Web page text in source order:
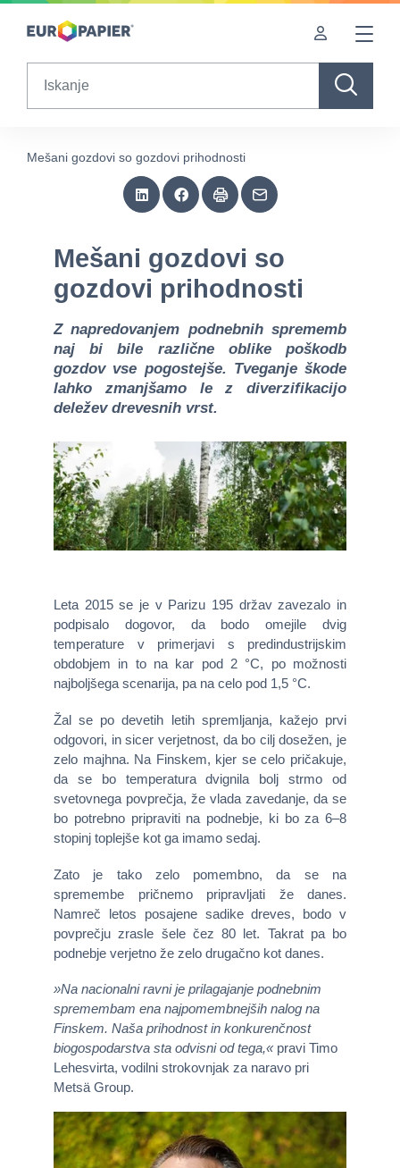
Table Of Content
Mešani gozdovi so gozdovi prihodnosti
Ostale tovrstne vsebine
Mešani gozdovi so gozdovi prihodnosti
Mešani gozdovi so
gozdovi prihodnosti
Z napredovanjem podnebnih sprememb
naj bi bile različne oblike poškodb
gozdov vse pogostejše. Tveganje škode
lahko zmanjšamo le z diverzifikacijo
deležev drevesnih vrst.
Leta 2015 se je v Parizu 195 držav zavezalo in
podpisalo dogovor, da bodo omejile dvig
temperature v primerjavi s predindustrijskim
obdobjem in to na kar pod 2 °C, po možnosti
najboljšega scenarija, pa na celo pod 1,5 °C.
Žal se po devetih letih spremljanja, kažejo prvi
odgovori, in sicer verjetnost, da bo cilj dosežen, je
zelo majhna. Na Finskem, kjer se celo pričakuje,
da se bo temperatura dvignila bolj strmo od
svetovnega povprečja, že vlada zavedanje, da se
bo potrebno pripraviti na podnebje, ki bo za 6–8
stopinj toplejše kot ga imamo sedaj.
Zato je tako zelo pomembno, da se na
spremembe pričnemo pripravljati že danes.
Namreč letos posajene sadike dreves, bodo v
povprečju zrasle šele čez 80 let. Takrat pa bo
podnebje verjetno že zelo drugačno kot danes.
»Na nacionalni ravni je prilagajanje podnebnim
spremembam ena najpomembnejših nalog na
Finskem. Naša prihodnost in konkurenčnost
biogospodarstva sta odvisni od tega,« pravi Timo
Lehesvirta, vodilni strokovnjak za naravo pri
Metsä Group.